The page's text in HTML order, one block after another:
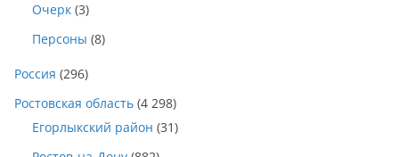
Очерк (3)
Персоны (8)
Россия (296)
Ростовская область (4 298)
Егорлыкский район (31)